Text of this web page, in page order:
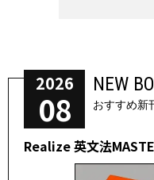
2026
08
NEW
おすすめ新
Realize 英文法